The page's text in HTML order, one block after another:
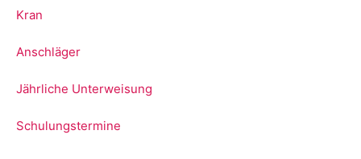
Kran
Anschläger
Jährliche Unterweisung
Schulungstermine